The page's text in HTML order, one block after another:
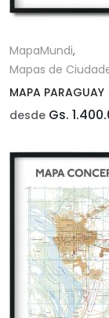
MapaMundi,
Mapas de
MAPA PARAGUAY
desde Gs.